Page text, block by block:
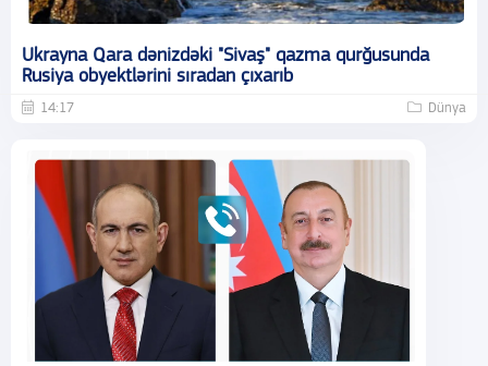
Ukrayna Qara dənizdəki "Sivaş" qazma qurğusunda
Rusiya obyektlərini sıradan çıxarıb
14:17 Dünya